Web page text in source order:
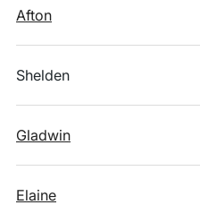
Afton
Shelden
Gladwin
Elaine